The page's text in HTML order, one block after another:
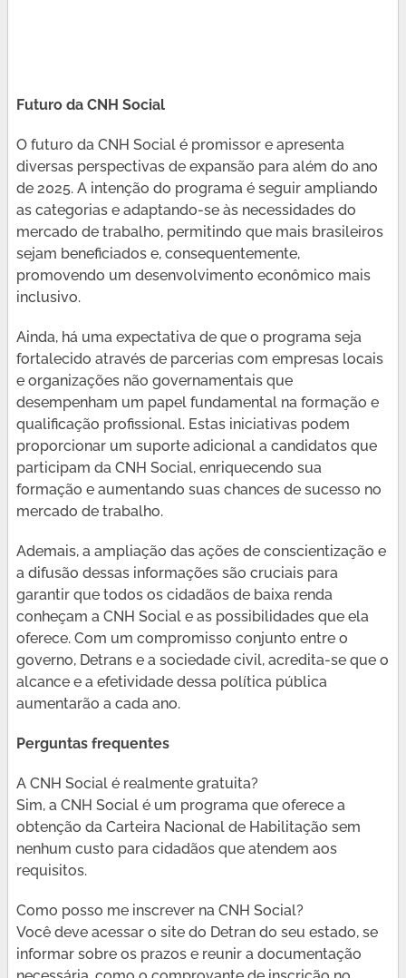
Futuro da CNH Social
O futuro da CNH Social é promissor e apresenta
diversas perspectivas de expansão para além do ano
de 2025. A intenção do programa é seguir ampliando
as categorias e adaptando-se às necessidades do
mercado de trabalho, permitindo que mais brasileiros
sejam beneficiados e, consequentemente,
promovendo um desenvolvimento econômico mais
inclusivo.
Ainda, há uma expectativa de que o programa seja
fortalecido através de parcerias com empresas locais
e organizações não governamentais que
desempenham um papel fundamental na formação e
qualificação profissional. Estas iniciativas podem
proporcionar um suporte adicional a candidatos que
participam da CNH Social, enriquecendo sua
formação e aumentando suas chances de sucesso no
mercado de trabalho.
Ademais, a ampliação das ações de conscientização e
a difusão dessas informações são cruciais para
garantir que todos os cidadãos de baixa renda
conheçam a CNH Social e as possibilidades que ela
oferece. Com um compromisso conjunto entre o
governo, Detrans e a sociedade civil, acredita-se que o
alcance e a efetividade dessa política pública
aumentarão a cada ano.
Perguntas frequentes
A CNH Social é realmente gratuita?
Sim, a CNH Social é um programa que oferece a
obtenção da Carteira Nacional de Habilitação sem
nenhum custo para cidadãos que atendem aos
requisitos.
Como posso me inscrever na CNH Social?
Você deve acessar o site do Detran do seu estado, se
informar sobre os prazos e reunir a documentação